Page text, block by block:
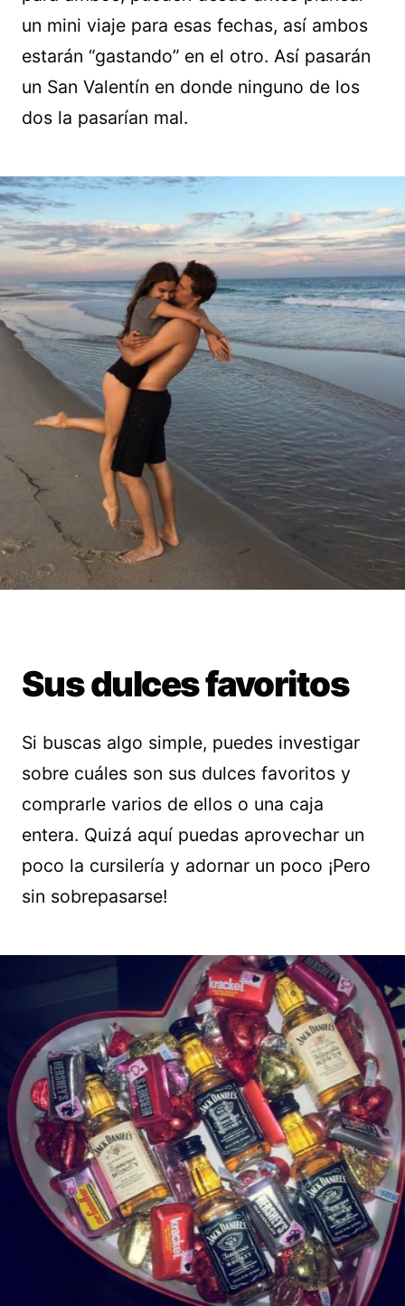
un mini viaje para esas fechas, así ambos
estarán “gastando” en el otro. Así pasarán
un San Valentín en donde ninguno de los
dos la pasarían mal.
Sus dulces favoritos
Si buscas algo simple, puedes investigar
sobre cuáles son sus dulces favoritos y
comprarle varios de ellos o una caja
entera. Quizá aquí puedas aprovechar un
poco la cursilería y adornar un poco ¡Pero
sin sobrepasarse!